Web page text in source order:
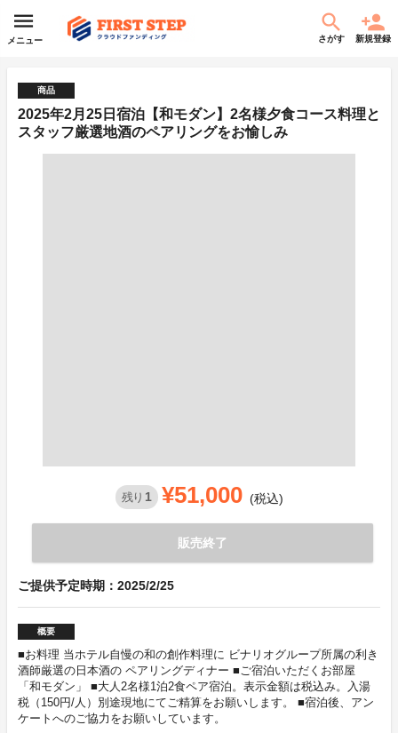
メニュー さがす 新規登録
商品
2025年2月25日宿泊【和モダン】2名様夕食コース料理と
スタッフ厳選地酒のペアリングをお愉しみ
残り 1 ¥51,000 (税込)
販売終了
ご提供予定時期：2025/2/25
概要
■お料理 当ホテル自慢の和の創作料理に ビナリオグループ所属の利き
酒師厳選の日本酒の ペアリングディナー ■ご宿泊いただくお部屋
「和モダン」 ■大人2名様1泊2食ペア宿泊。表示金額は税込み。入湯
税（150円/人）別途現地にてご精算をお願いします。 ■宿泊後、アン
ケートへのご協力をお願いしています。